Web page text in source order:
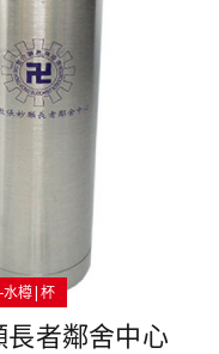
水樽|杯
者鄰舍中心